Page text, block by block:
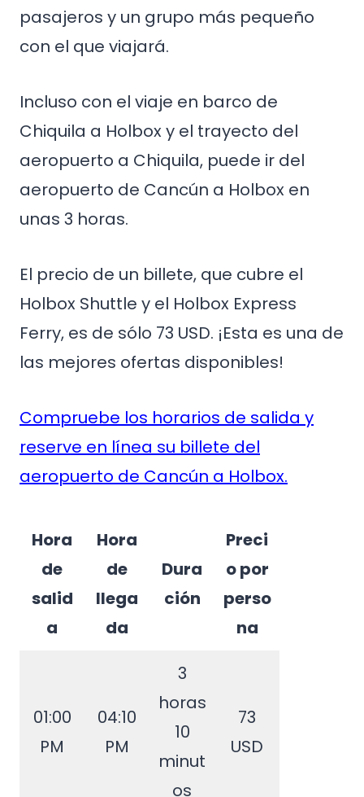
pasajeros y un grupo más pequeño
con el que viajará.
Incluso con el viaje en barco de
Chiquila a Holbox y el trayecto del
aeropuerto a Chiquila, puede ir del
aeropuerto de Cancún a Holbox en
unas 3 horas.
El precio de un billete, que cubre el
Holbox Shuttle y el Holbox Express
Ferry, es de sólo 73 USD. ¡Esta es una de
las mejores ofertas disponibles!
Compruebe los horarios de salida y
reserve en línea su billete del
aeropuerto de Cancún a Holbox.
Hora
de
salid
a
Hora
de
llega
da
Dura
ción
Preci
o por
perso
na
01:00
PM
04:10
PM
3
horas
10
minut
os
73
USD